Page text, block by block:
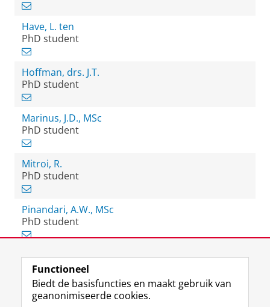
Have, L. ten
PhD student
Hoffman, drs. J.T.
PhD student
Marinus, J.D., MSc
PhD student
Mitroi, R.
PhD student
Pinandari, A.W., MSc
PhD student
View this page in:English
Functioneel
Biedt de basisfuncties en maakt gebruik van
geanonimiseerde cookies.